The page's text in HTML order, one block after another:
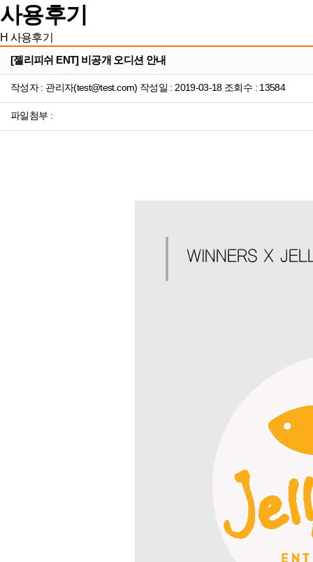
사용후기
H 사용후기
[젤리피쉬 ENT] 비공개 오디션 안내
작성자 : 관리자(test@test.com) 작성일 : 2019-03-18 조회수 : 13584
파일첨부 :